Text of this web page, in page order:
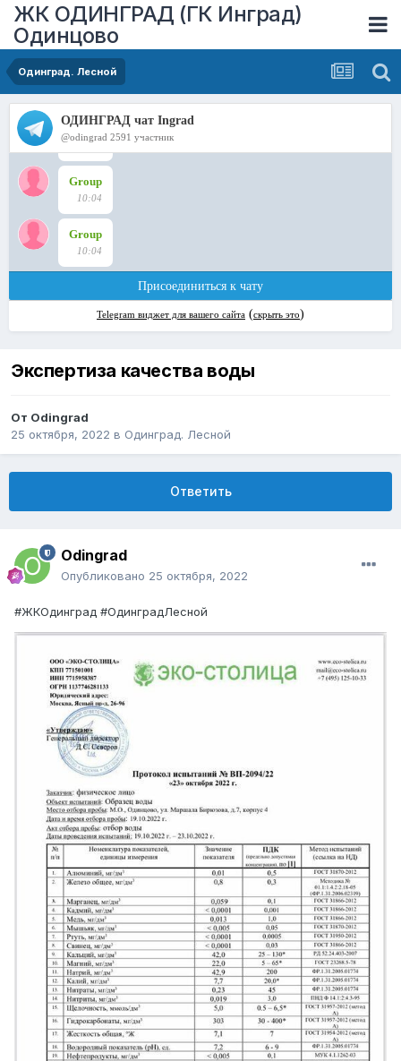
ЖК ОДИНГРАД (ГК Инград)
Одинцово
Одинград. Лесной
Экспертиза качества воды
От Odingrad
25 октября, 2022 в Одинград. Лесной
Ответить
Odingrad
Опубликовано 25 октября, 2022
#ЖКОдинград #ОдинградЛесной